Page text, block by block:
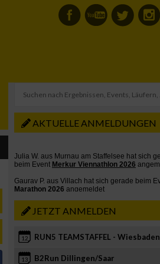
AKTUELLE ANMELDUNGEN
JETZT ANMELDEN
12 RUN5 TEAMSTAFFEL - Wiesbaden
13 B2Run Dillingen/Saar